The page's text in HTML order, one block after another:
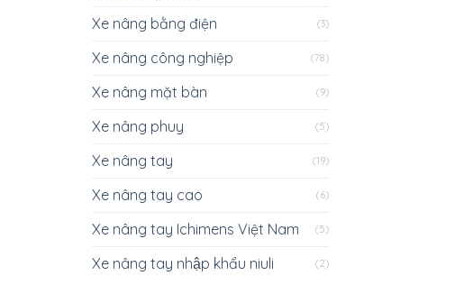
Xe nâng bằng điện (3)
Xe nâng công nghiệp (78)
Xe nâng mặt bàn (9)
Xe nâng phuy (5)
Xe nâng tay (19)
Xe nâng tay cao (6)
Xe nâng tay Ichimens Việt Nam (5)
Xe nâng tay nhập khẩu niuli (2)